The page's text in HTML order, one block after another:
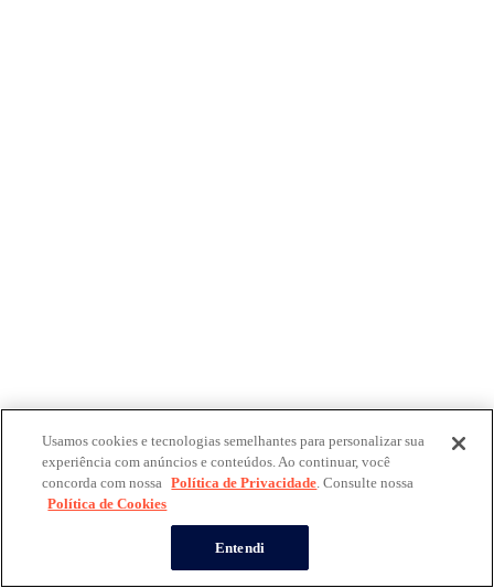
Usamos cookies e tecnologias semelhantes para personalizar sua
experiência com anúncios e conteúdos. Ao continuar, você
concorda com nossa Política de Privacidade. Consulte nossa
Política de Cookies
Entendi